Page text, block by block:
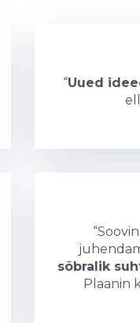
“Uued
sõbralik
Plaanin